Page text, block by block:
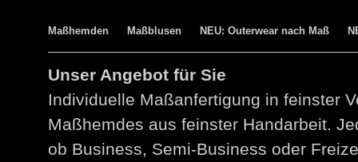
Maßhemden Maßblusen NEU: Outerwear nach Maß
Unser Angebot für Sie
Individuelle Maßanfertigung in feinster
Maßhemdes aus feinster Handarbeit.
ob Business, Semi-Business oder